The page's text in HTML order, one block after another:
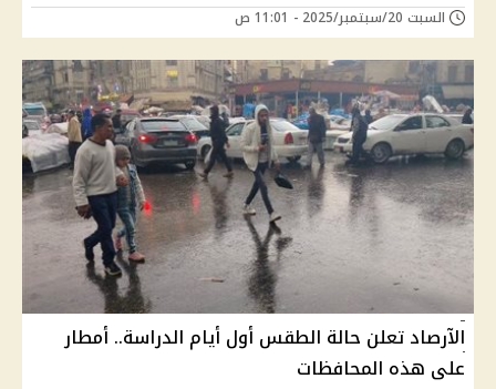
السبت 20/سبتمبر/2025 - 11:01 ص
الآرصاد تعلن حالة الطقس أول أيام الدراسة.. أمطار
على هذه المحافظات